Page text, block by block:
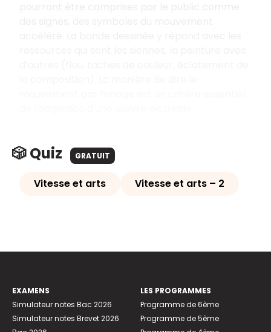
🎲 Quiz GRATUIT
Vitesse et arts Vitesse et arts – 2
EXAMENS
Simulateur notes Bac 2026
Simulateur notes Brevet 2026
LES PROGRAMMES
Programme de 6ème
Programme de 5ème